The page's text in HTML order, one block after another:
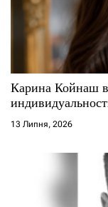
Карина Койнаш
13 Липня, 2026